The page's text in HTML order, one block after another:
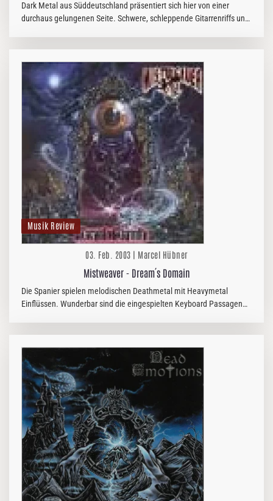
Dark Metal aus Süddeutschland präsentiert sich hier von einer
durchaus gelungenen Seite. Schwere, schleppende Gitarrenriffs und
Musik Review
03. Feb. 2003 | Marcel Hübner
Mistweaver - Dream´s Domain
Die Spanier spielen melodischen Deathmetal mit Heavymetal
Einflüssen. Wunderbar sind die eingespielten Keyboard Passagen